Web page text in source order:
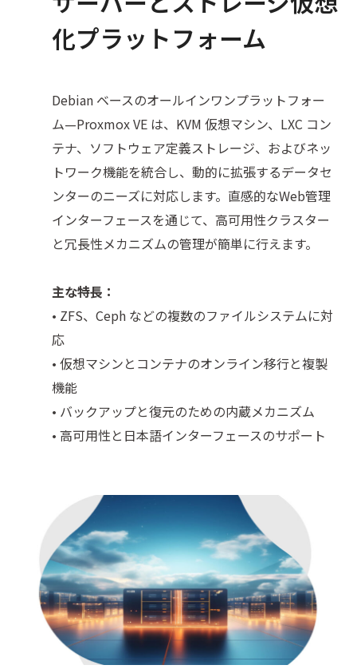
化プラットフォーム
Debian ベースのオールインワンプラットフォー
ム—Proxmox VE は、KVM 仮想マシン、LXC コン
テナ、ソフトウェア定義ストレージ、およびネッ
トワーク機能を統合し、動的に拡張するデータセ
ンターのニーズに対応します。直感的なWeb管理
インターフェースを通じて、高可用性クラスター
と冗長性メカニズムの管理が簡単に行えます。
主な特長：
• ZFS、Ceph などの複数のファイルシステムに対
応
• 仮想マシンとコンテナのオンライン移行と複製
機能
• バックアップと復元のための内蔵メカニズム
• 高可用性と日本語インターフェースのサポート